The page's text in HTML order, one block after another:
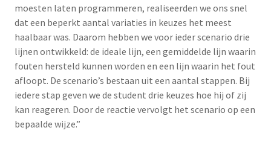
moesten laten programmeren, realiseerden we ons snel
dat een beperkt aantal variaties in keuzes het meest
haalbaar was. Daarom hebben we voor ieder scenario drie
lijnen ontwikkeld: de ideale lijn, een gemiddelde lijn waarin
fouten hersteld kunnen worden en een lijn waarin het fout
afloopt. De scenario’s bestaan uit een aantal stappen. Bij
iedere stap geven we de student drie keuzes hoe hij of zij
kan reageren. Door de reactie vervolgt het scenario op een
bepaalde wijze.”